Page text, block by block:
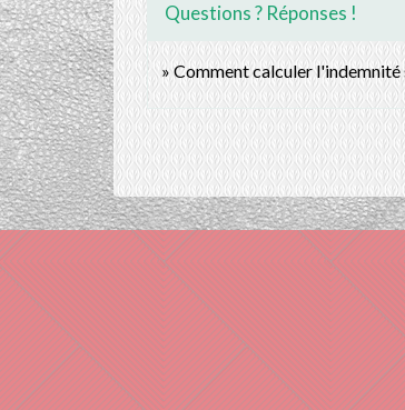
Questions ? Réponses !
Comment calculer